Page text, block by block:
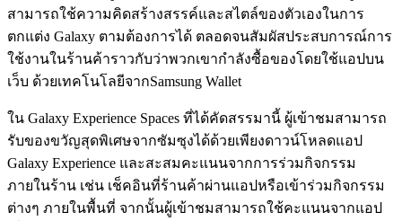
สามารถใช้ความคิดสร้างสรรค์และสไตล์ของตัวเองในการ
ตกแต่ง Galaxy ตามต้องการได้ ตลอดจนสัมผัสประสบการณ์การ
ใช้งานในร้านค้าราวกับว่าพวกเขากำลังซื้อของโดยใช้แอปบน
เว็บ ด้วยเทคโนโลยีจากSamsung Wallet
ใน Galaxy Experience Spaces ที่ได้คัดสรรมานี้ ผู้เข้าชมสามารถ
รับของขวัญสุดพิเศษจากซัมซุงได้ด้วยเพียงดาวน์โหลดแอป
Galaxy Experience และสะสมคะแนนจากการร่วมกิจกรรม
ภายในร้าน เช่น เช็คอินที่ร้านค้าผ่านแอปหรือเข้าร่วมกิจกรรม
ต่างๆ ภายในพื้นที่ จากนั้นผู้เข้าชมสามารถใช้คะแนนจากแอป